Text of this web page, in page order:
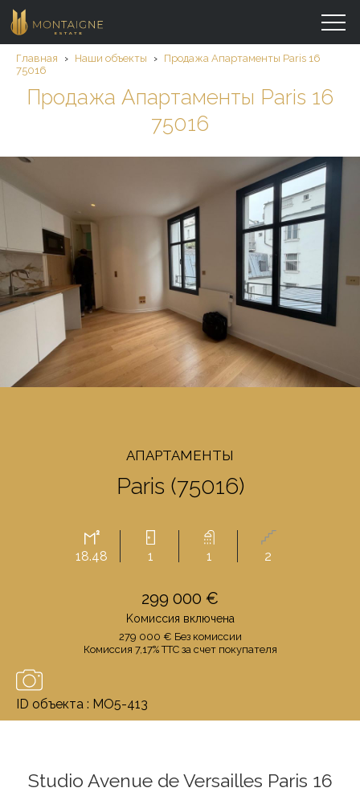
AПАРТАМЕНТЫ
Paris (75016)
18.48 1 1 2
299 000 €
Kомиссия включенa
279 000 € Бeз комиссии
Комиссия 7,17% TTC за счет покупателя
ID объекта : MO5-413
Главная › Наши объекты › Продажа Aпартаменты Paris 16
75016
Продажа Aпартаменты Paris 16
75016
Studio Avenue de Versailles Paris 16